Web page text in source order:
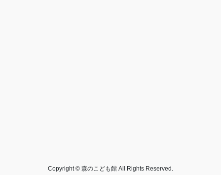
Copyright © 森のこども館 All Rights Reserved.